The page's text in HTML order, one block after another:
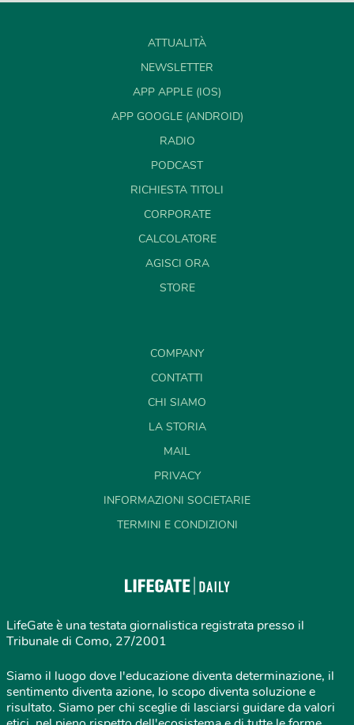
ATTUALITÀ
NEWSLETTER
APP APPLE (IOS)
APP GOOGLE (ANDROID)
RADIO
PODCAST
RICHIESTA TITOLI
CORPORATE
CALCOLATORE
AGISCI ORA
STORE
COMPANY
CONTATTI
CHI SIAMO
LA STORIA
MAIL
PRIVACY
INFORMAZIONI SOCIETARIE
TERMINI E CONDIZIONI
LifeGate è una testata giornalistica registrata presso il
Tribunale di Como, 27/2001
Siamo il luogo dove l'educazione diventa determinazione, il
sentimento diventa azione, lo scopo diventa soluzione e
risultato. Siamo per chi sceglie di lasciarsi guidare da valori